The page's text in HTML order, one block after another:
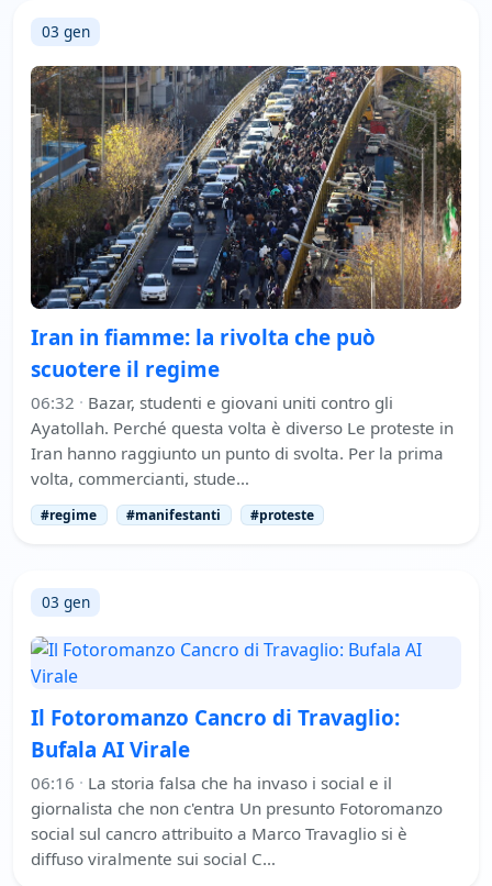
03 gen
Iran in fiamme: la rivolta che può
scuotere il regime
06:32 · Bazar, studenti e giovani uniti contro gli
Ayatollah. Perché questa volta è diverso Le proteste in
Iran hanno raggiunto un punto di svolta. Per la prima
volta, commercianti, stude…
#regime #manifestanti #proteste
03 gen
Il Fotoromanzo Cancro di Travaglio:
Bufala AI Virale
06:16 · La storia falsa che ha invaso i social e il
giornalista che non c'entra Un presunto Fotoromanzo
social sul cancro attribuito a Marco Travaglio si è
diffuso viralmente sui social C…